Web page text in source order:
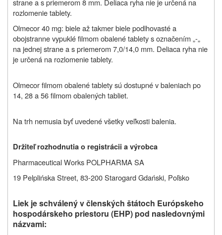
strane a s priemerom 8 mm. Deliaca ryha nie je určená na
rozlomenie tablety.
Olmecor 40 mg: biele až takmer biele podlhovasté a
obojstranne vypuklé filmom obalené tablety s označením „-„
na jednej strane a s priemerom 7,0/14,0 mm. Deliaca ryha nie
je určená na rozlomenie tablety.
Olmecor filmom obalené tablety sú dostupné v baleniach po
14, 28 a 56 filmom obalených tabliet.
Na trh nemusia byť uvedené všetky veľkosti balenia.
Držiteľ rozhodnutia o registrácii a výrobca
Pharmaceutical Works POLPHARMA SA
19 Pelplińska Street, 83-200 Starogard Gdański, Poľsko
Liek je schválený v členských štátoch Európskeho
hospodárskeho priestoru (EHP) pod nasledovnými
názvami: